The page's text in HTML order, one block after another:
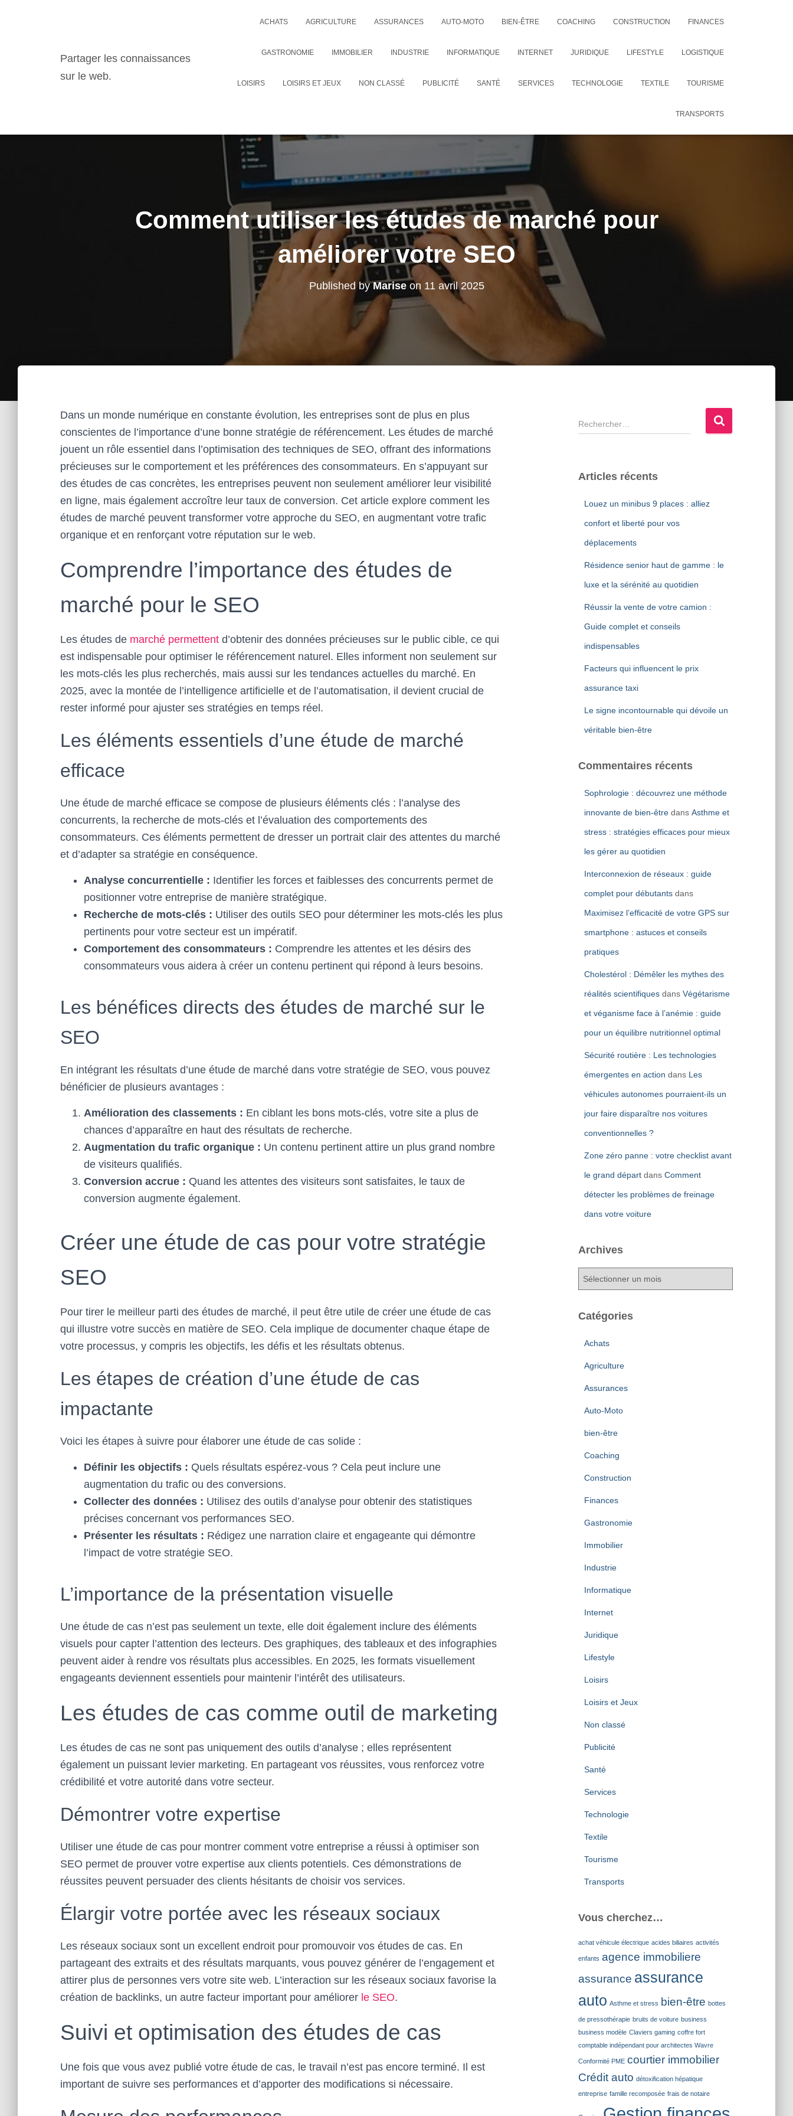
Partager les connaissances
sur le web.
ACHATS AGRICULTURE ASSURANCES AUTO-MOTO BIEN-ÊTRE COACHING CONSTRUCTION FINANCES
GASTRONOMIE IMMOBILIER INDUSTRIE INFORMATIQUE INTERNET JURIDIQUE LIFESTYLE LOGISTIQUE
LOISIRS LOISIRS ET JEUX NON CLASSÉ PUBLICITÉ SANTÉ SERVICES TECHNOLOGIE TEXTILE TOURISME
TRANSPORTS
Comment utiliser les études de marché pour
améliorer votre SEO
Published byMariseon 11 avril 2025
Dans un monde numérique en constante évolution, les entreprises sont de plus en plus
conscientes de l’importance d’une bonne stratégie de référencement. Les études de marché
jouent un rôle essentiel dans l’optimisation des techniques de SEO, offrant des informations
précieuses sur le comportement et les préférences des consommateurs. En s’appuyant sur
des études de cas concrètes, les entreprises peuvent non seulement améliorer leur visibilité
en ligne, mais également accroître leur taux de conversion. Cet article explore comment les
études de marché peuvent transformer votre approche du SEO, en augmentant votre trafic
organique et en renforçant votre réputation sur le web.
Comprendre l’importance des études de
marché pour le SEO
Les études de marché permettent d’obtenir des données précieuses sur le public cible, ce qui
est indispensable pour optimiser le référencement naturel. Elles informent non seulement sur
les mots-clés les plus recherchés, mais aussi sur les tendances actuelles du marché. En
2025, avec la montée de l’intelligence artificielle et de l’automatisation, il devient crucial de
rester informé pour ajuster ses stratégies en temps réel.
Les éléments essentiels d’une étude de marché
efficace
Une étude de marché efficace se compose de plusieurs éléments clés : l’analyse des
concurrents, la recherche de mots-clés et l’évaluation des comportements des
consommateurs. Ces éléments permettent de dresser un portrait clair des attentes du marché
et d’adapter sa stratégie en conséquence.
Analyse concurrentielle : Identifier les forces et faiblesses des concurrents permet de
positionner votre entreprise de manière stratégique.
Recherche de mots-clés : Utiliser des outils SEO pour déterminer les mots-clés les plus
pertinents pour votre secteur est un impératif.
Comportement des consommateurs : Comprendre les attentes et les désirs des
consommateurs vous aidera à créer un contenu pertinent qui répond à leurs besoins.
Les bénéfices directs des études de marché sur le
SEO
En intégrant les résultats d’une étude de marché dans votre stratégie de SEO, vous pouvez
bénéficier de plusieurs avantages :
Amélioration des classements : En ciblant les bons mots-clés, votre site a plus de
chances d’apparaître en haut des résultats de recherche.
Augmentation du trafic organique : Un contenu pertinent attire un plus grand nombre
de visiteurs qualifiés.
Conversion accrue : Quand les attentes des visiteurs sont satisfaites, le taux de
conversion augmente également.
Créer une étude de cas pour votre stratégie
SEO
Pour tirer le meilleur parti des études de marché, il peut être utile de créer une étude de cas
qui illustre votre succès en matière de SEO. Cela implique de documenter chaque étape de
votre processus, y compris les objectifs, les défis et les résultats obtenus.
Les étapes de création d’une étude de cas
impactante
Voici les étapes à suivre pour élaborer une étude de cas solide :
Définir les objectifs : Quels résultats espérez-vous ? Cela peut inclure une
augmentation du trafic ou des conversions.
Collecter des données : Utilisez des outils d’analyse pour obtenir des statistiques
précises concernant vos performances SEO.
Présenter les résultats : Rédigez une narration claire et engageante qui démontre
l’impact de votre stratégie SEO.
L’importance de la présentation visuelle
Une étude de cas n’est pas seulement un texte, elle doit également inclure des éléments
visuels pour capter l’attention des lecteurs. Des graphiques, des tableaux et des infographies
peuvent aider à rendre vos résultats plus accessibles. En 2025, les formats visuellement
engageants deviennent essentiels pour maintenir l’intérêt des utilisateurs.
Les études de cas comme outil de marketing
Les études de cas ne sont pas uniquement des outils d’analyse ; elles représentent
également un puissant levier marketing. En partageant vos réussites, vous renforcez votre
crédibilité et votre autorité dans votre secteur.
Démontrer votre expertise
Utiliser une étude de cas pour montrer comment votre entreprise a réussi à optimiser son
SEO permet de prouver votre expertise aux clients potentiels. Ces démonstrations de
réussites peuvent persuader des clients hésitants de choisir vos services.
Élargir votre portée avec les réseaux sociaux
Les réseaux sociaux sont un excellent endroit pour promouvoir vos études de cas. En
partageant des extraits et des résultats marquants, vous pouvez générer de l’engagement et
attirer plus de personnes vers votre site web. L’interaction sur les réseaux sociaux favorise la
création de backlinks, un autre facteur important pour améliorer le SEO.
Suivi et optimisation des études de cas
Une fois que vous avez publié votre étude de cas, le travail n’est pas encore terminé. Il est
important de suivre ses performances et d’apporter des modifications si nécessaire.
R
e
e
Articles récents
Louez un minibus 9 places : alliez
confort et liberté pour vos
déplacements
Résidence senior haut de gamme : le
luxe et la sérénité au quotidien
Réussir la vente de votre camion :
Guide complet et conseils
indispensables
Facteurs qui influencent le prix
assurance taxi
Le signe incontournable qui dévoile un
véritable bien-être
Commentaires récents
Sophrologie : découvrez une méthode
innovante de bien-êtredans Asthme et
stress : stratégies efficaces pour mieux
les gérer au quotidien
Interconnexion de réseaux : guide
complet pour débutantsdans
Maximisez l’efficacité de votre GPS sur
smartphone : astuces et conseils
pratiques
Cholestérol : Démêler les mythes des
réalités scientifiquesdans Végétarisme
et véganisme face à l’anémie : guide
pour un équilibre nutritionnel optimal
Sécurité routière : Les technologies
émergentes en action dans Les
véhicules autonomes pourraient-ils un
jour faire disparaître nos voitures
conventionnelles ?
Zone zéro panne : votre checklist avant
le grand départdans Comment
détecter les problèmes de freinage
dans votre voiture
Archives
h
Catégories
Achats
Agriculture
Assurances
Auto-Moto
bien-être
Coaching
Construction
Finances
Gastronomie
Immobilier
Industrie
Informatique
Internet
Juridique
Lifestyle
Loisirs
Loisirs et Jeux
Non classé
Publicité
Santé
Services
Technologie
Textile
Tourisme
Transports
Vous cherchez…
achat véhicule électrique acides biliaires activités
enfants agence immobiliere
assurance assurance
auto Asthme et stress bien-être bottes
de pressothérapie bruits de voiture business
business modèle Claviers gaming coffre fort
comptable indépendant pour architectes Wavre
Conformité PME courtier immobilier
Crédit auto détoxification hépatique
entreprise famille recomposée frais de notaire